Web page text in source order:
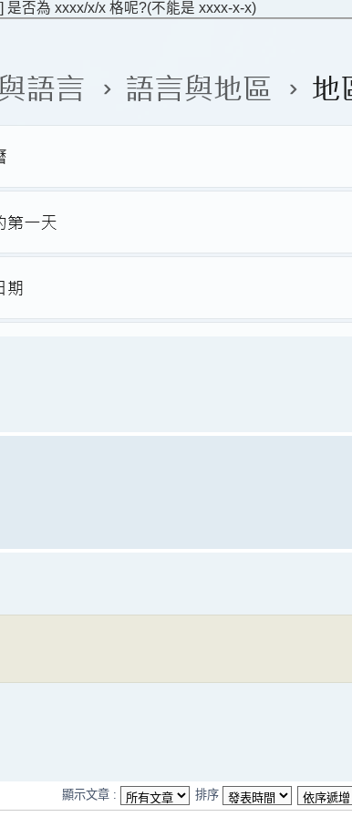
否為 xxxx/x/x 格呢?(不能是 xxxx-x-x)
顯示文章 : 排序